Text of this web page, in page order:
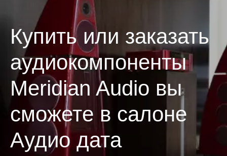
Купить или заказать
аудиокомпоненты
Meridian Audio вы
сможете в салоне
Аудио дата